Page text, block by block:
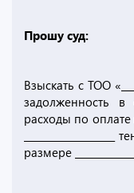
Прошу суд:
Взыскать с ТОО
задолженность в
расходы по
размере